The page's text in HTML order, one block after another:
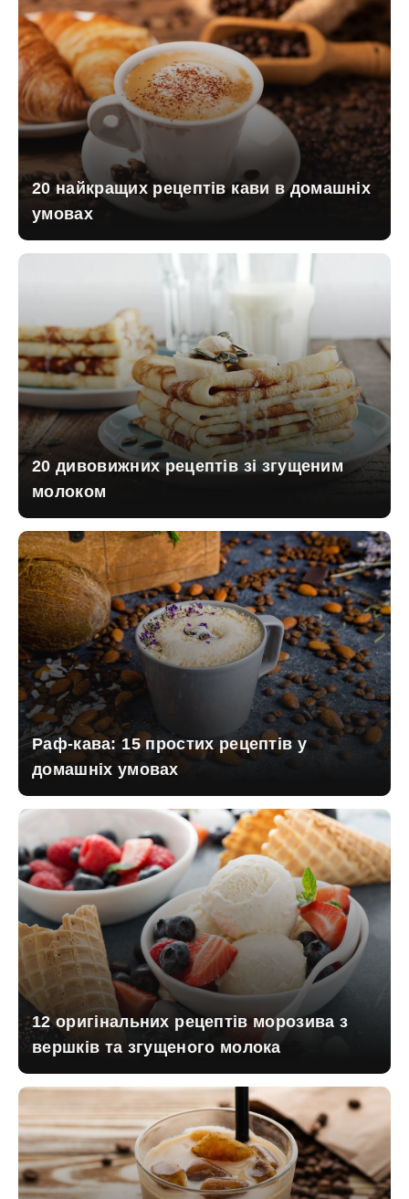
20 найкращих рецептів кави в домашніх
умовах
20 дивовижних рецептів зі згущеним
молоком
Раф-кава: 15 простих рецептів у
домашніх умовах
12 оригінальних рецептів морозива з
вершків та згущеного молока